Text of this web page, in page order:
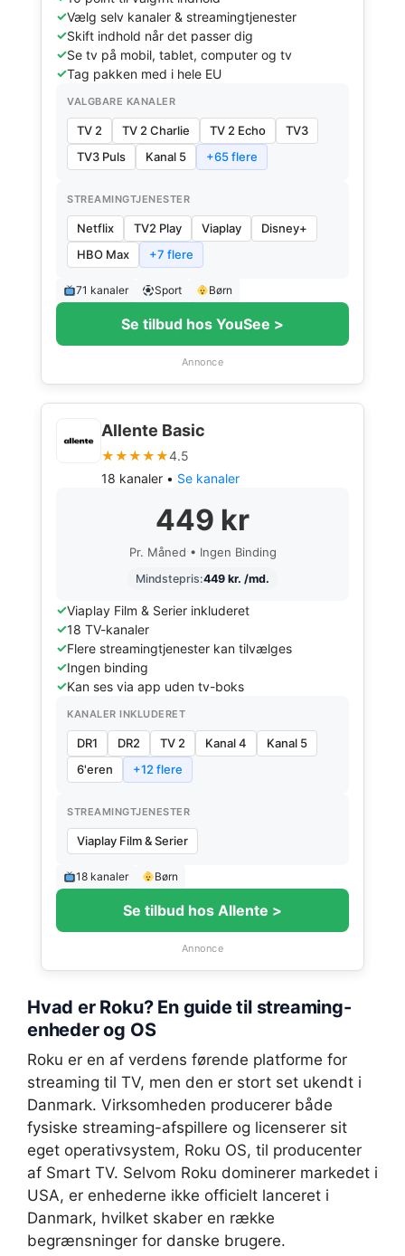
Vælg selv kanaler & streamingtjenester
Skift indhold når det passer dig
Se tv på mobil, tablet, computer og tv
Tag pakken med i hele EU
VALGBARE KANALER
TV 2 TV 2 Charlie TV 2 Echo
TV3
TV3 Puls
Kanal 5 +65 flere
STREAMINGTJENESTER
Netflix TV2 Play Viaplay
Disney+
HBO Max
+7 flere
71 kanaler Sport Børn
Se tilbud hos YouSee >
Annonce
Allente Basic
★★★★★4.5
18 kanaler • Se kanaler
449 kr
Pr. Måned • Ingen Binding
Mindstepris:449 kr. /md.
Viaplay Film & Serier inkluderet
18 TV-kanaler
Flere streamingtjenester kan tilvælges
Ingen binding
Kan ses via app uden tv-boks
KANALER INKLUDERET
DR1 DR2 TV 2 Kanal 4
Kanal 5
6'eren
+12 flere
STREAMINGTJENESTER
Viaplay Film & Serier
18 kanaler Børn
Se tilbud hos Allente >
Annonce
Hvad er Roku? En guide til streaming-
enheder og OS
Roku er en af verdens førende platforme for
streaming til TV, men den er stort set ukendt i
Danmark. Virksomheden producerer både
fysiske streaming-afspillere og licenserer sit
eget operativsystem, Roku OS, til producenter
af Smart TV. Selvom Roku dominerer markedet i
USA, er enhederne ikke officielt lanceret i
Danmark, hvilket skaber en række
begrænsninger for danske brugere.